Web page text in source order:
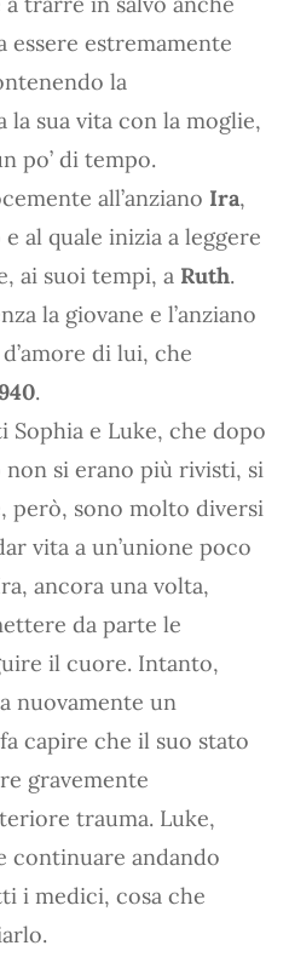
essere estremamente
la
sua vita con la moglie,
po’ di tempo.
all’anziano Ira,
al quale inizia a leggere
ai suoi tempi, a Ruth.
la giovane e l’anziano
di lui, che
.
Sophia e Luke, che dopo
si erano più rivisti, si
però, sono molto diversi
vita a un’unione poco
ancora una volta,
da parte le
il cuore. Intanto,
nuovamente un
capire che il suo stato
gravemente
trauma. Luke,
continuare andando
i medici, cosa che